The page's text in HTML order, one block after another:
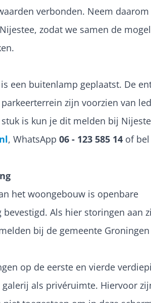
verbonden. Neem
zodat we samen de
een buitenlamp geplaatst. De
zijn voorzien van
is kun je dit melden bij
, WhatsApp 06 - 123 585 14 of
het woongebouw is openbare
Als hier storingen aan
bij de gemeente
op de eerste en vierde
galerij als privéruimte. Hiervoor